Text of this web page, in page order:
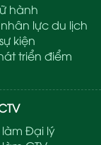
hành
lực du lịch
kiện
triển điểm
Đại lý